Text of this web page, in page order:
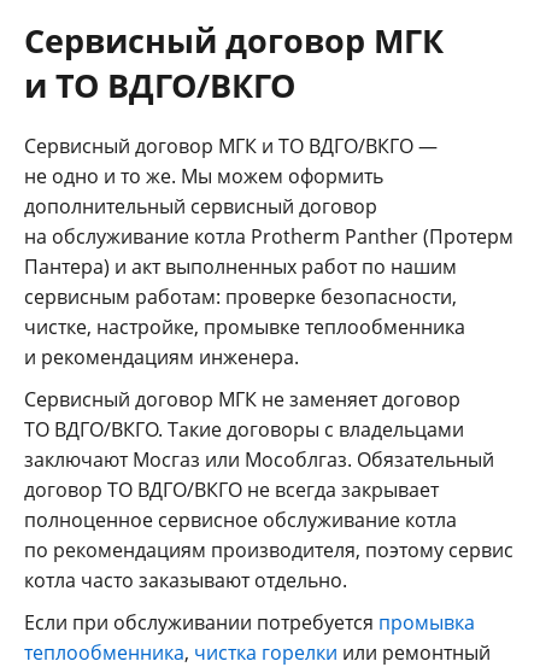
Сервисный договор МГК
и ТО ВДГО/ВКГО
Сервисный договор МГК и ТО ВДГО/ВКГО —
не одно и то же. Мы можем оформить
дополнительный сервисный договор
на обслуживание котла Protherm Panther (Протерм
Пантера) и акт выполненных работ по нашим
сервисным работам: проверке безопасности,
чистке, настройке, промывке теплообменника
и рекомендациям инженера.
Сервисный договор МГК не заменяет договор
ТО ВДГО/ВКГО. Такие договоры с владельцами
заключают Мосгаз или Мособлгаз. Обязательный
договор ТО ВДГО/ВКГО не всегда закрывает
полноценное сервисное обслуживание котла
по рекомендациям производителя, поэтому сервис
котла часто заказывают отдельно.
Если при обслуживании потребуется промывка
теплообменника, чистка горелки или ремонтный